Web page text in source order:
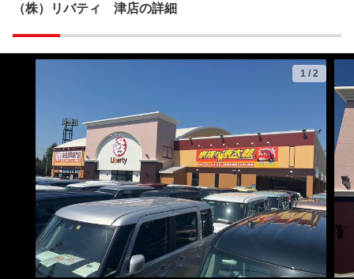
（株）リバティ 津店の詳細
1 / 2